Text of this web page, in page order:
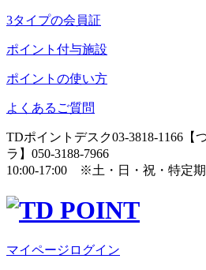
3タイプの会員証
ポイント付与施設
ポイントの使い方
よくあるご質問
TDポイントデスク03-3818-1166 【
ラ】 050-3188-7966
10:00-17:00 ※土・日・祝・特定期
マイページログイン